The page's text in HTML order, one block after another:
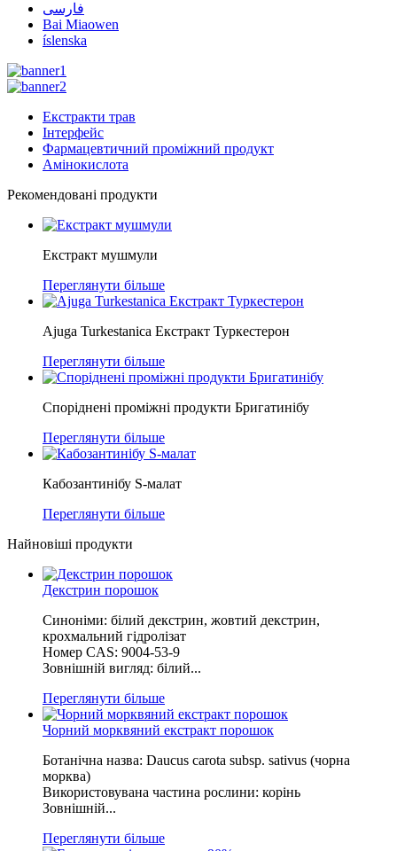
فارسی
Bai Miaowen
íslenska
Екстракти трав
Інтерфейс
Фармацевтичний проміжний продукт
Амінокислота
Рекомендовані продукти
Екстракт мушмули
Переглянути більше
Ajuga Turkestanica Екстракт Туркестерон
Переглянути більше
Споріднені проміжні продукти Бригатинібу
Переглянути більше
Кабозантинібу S-малат
Переглянути більше
Найновіші продукти
Декстрин порошок
Синоніми: білий декстрин, жовтий декстрин,
крохмальний гідролізат
Номер CAS: 9004-53-9
Зовнішній вигляд: білий...
Переглянути більше
Чорний морквяний екстракт порошок
Ботанічна назва: Daucus carota subsp. sativus (чорна
морква)
Використовувана частина рослини: корінь
Зовнішній...
Переглянути більше